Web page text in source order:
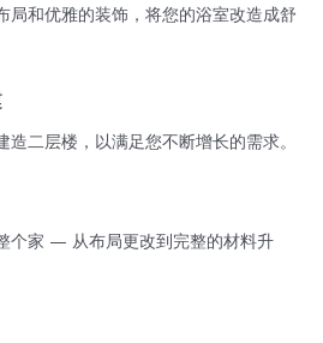
局和优雅的装饰，将您的浴室改造成舒
二层楼，以满足您不断增长的需求。
个家 — 从布局更改到完整的材料升